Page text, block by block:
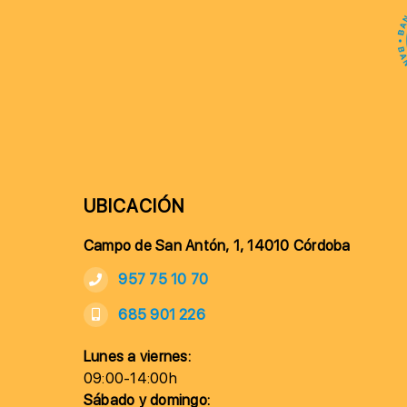
UBICACIÓN
Campo de San Antón, 1, 14010 Córdoba
957 75 10 70
685 901 226
Lunes a viernes:
09:00-14:00h
Sábado y domingo: